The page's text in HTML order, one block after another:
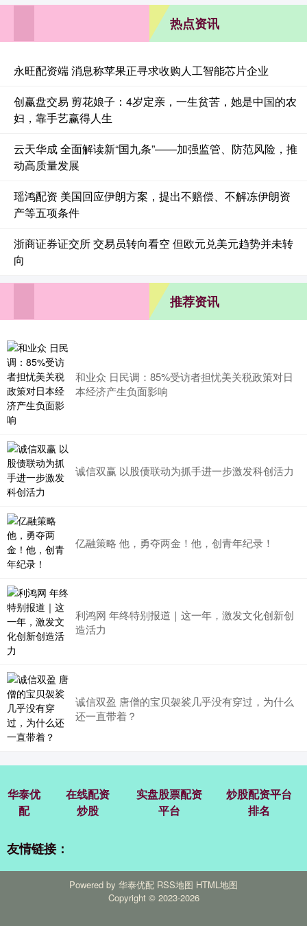
热点资讯
永旺配资端 消息称苹果正寻求收购人工智能芯片企业
创赢盘交易 剪花娘子：4岁定亲，一生贫苦，她是中国的农
妇，靠手艺赢得人生
云天华成 全面解读新“国九条”——加强监管、防范风险，推
动高质量发展
瑶鸿配资 美国回应伊朗方案，提出不赔偿、不解冻伊朗资
产等五项条件
浙商证券证交所 交易员转向看空 但欧元兑美元趋势并未转
向
推荐资讯
和业众 日民调：85%受访者担忧美关税政策对日
本经济产生负面影响
诚信双赢 以股债联动为抓手进一步激发科创活力
亿融策略 他，勇夺两金！他，创青年纪录！
利鸿网 年终特别报道｜这一年，激发文化创新创
造活力
诚信双盈 唐僧的宝贝袈裟几乎没有穿过，为什么
还一直带着？
华泰优
配
在线配资
炒股
实盘股票配资
平台
炒股配资平台
排名
友情链接：
Powered by 华泰优配 RSS地图 HTML地图
Copyright © 2023-2026